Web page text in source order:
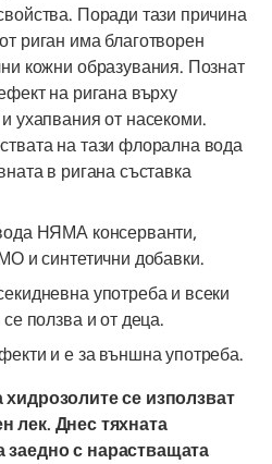
Поради тази причина
риган има благотворен
кожни образувания. Познат
на ригана върху
ухапвания от насекоми.
на тази флорална вода
в ригана съставка
НЯМА консерванти,
и синтетични добавки.
употреба и всеки
ползва и от деца.
и е за външна употреба.
хидрозолите се използват
лек. Днес тяхната
заедно с нарастващата